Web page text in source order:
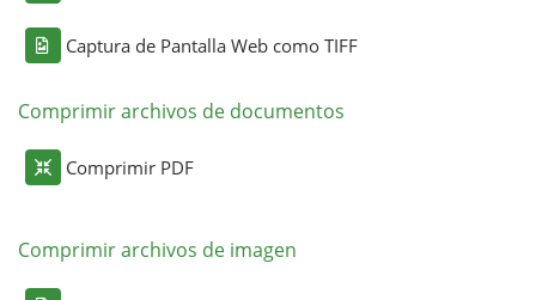
Captura de Pantalla Web como TIFF
Comprimir archivos de documentos
Comprimir PDF
Comprimir archivos de imagen